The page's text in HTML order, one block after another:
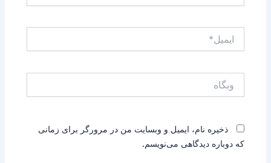
ذخیره نام، ایمیل و وبسایت من در مرورگر برای زمانی
که دوباره دیدگاهی می‌نویسم.